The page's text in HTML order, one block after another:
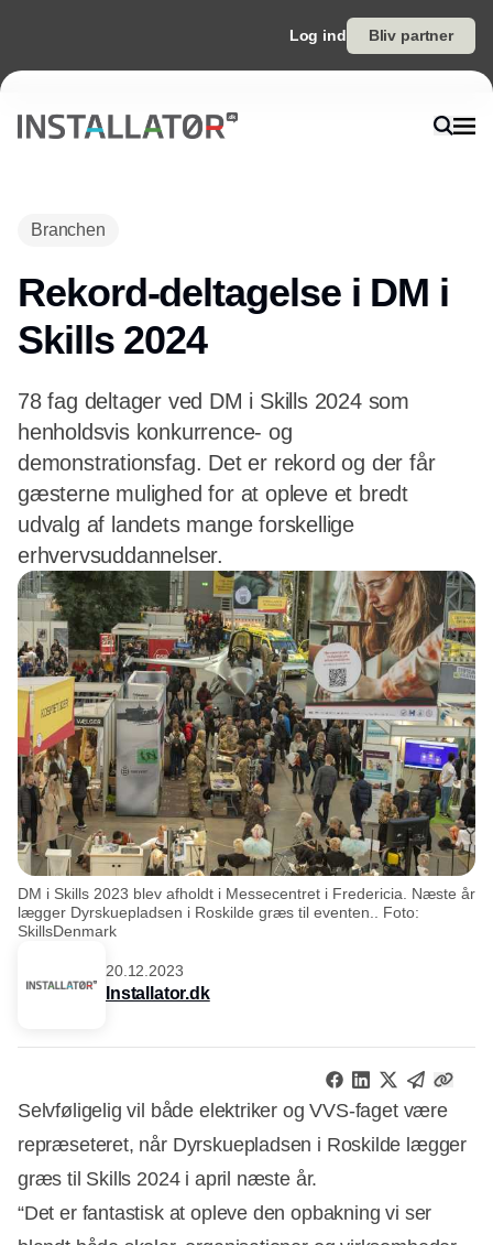
Log ind Bliv partner
Branchen
Rekord-deltagelse i DM i
Skills 2024
78 fag deltager ved DM i Skills 2024 som
henholdsvis konkurrence- og
demonstrationsfag. Det er rekord og der får
gæsterne mulighed for at opleve et bredt
udvalg af landets mange forskellige
erhvervsuddannelser.
DM i Skills 2023 blev afholdt i Messecentret i Fredericia. Næste år
lægger Dyrskuepladsen i Roskilde græs til eventen.. Foto:
SkillsDenmark
20.12.2023
Installator.dk
Selvføligelig vil både elektriker og VVS-faget være
repræseteret, når Dyrskuepladsen i Roskilde lægger
græs til Skills 2024 i april næste år.
“Det er fantastisk at opleve den opbakning vi ser